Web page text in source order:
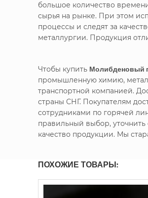
большое количество
сырья на рынке. При этом
процессы и следят за
металлургии. Продукция
Чтобы купить Молибденовый
промышленную химию,
транспортной компанией.
страны СНГ. Покупателям
сотрудниками по горячей
правильный выбор,
качество продукции. Мы
ПОХОЖИЕ ТОВАРЫ: